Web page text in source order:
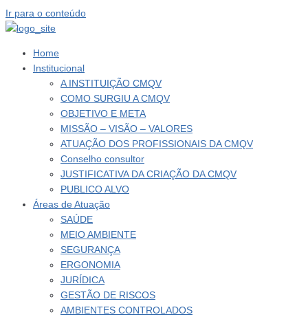
Ir para o conteúdo
Home
Institucional
A INSTITUIÇÃO CMQV
COMO SURGIU A CMQV
OBJETIVO E META
MISSÃO – VISÃO – VALORES
ATUAÇÃO DOS PROFISSIONAIS DA CMQV
Conselho consultor
JUSTIFICATIVA DA CRIAÇÃO DA CMQV
PUBLICO ALVO
Áreas de Atuação
SAÚDE
MEIO AMBIENTE
SEGURANÇA
ERGONOMIA
JURÍDICA
GESTÃO DE RISCOS
AMBIENTES CONTROLADOS